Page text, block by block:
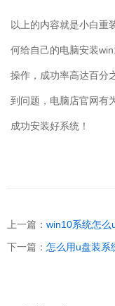
以上的内容就是小白重
何给自己的电脑安装
操作，成功率高达百分
到问题，电脑店官网有
成功安装好系统！
上一篇： win10系统怎么
下一篇： 怎么用u盘装系